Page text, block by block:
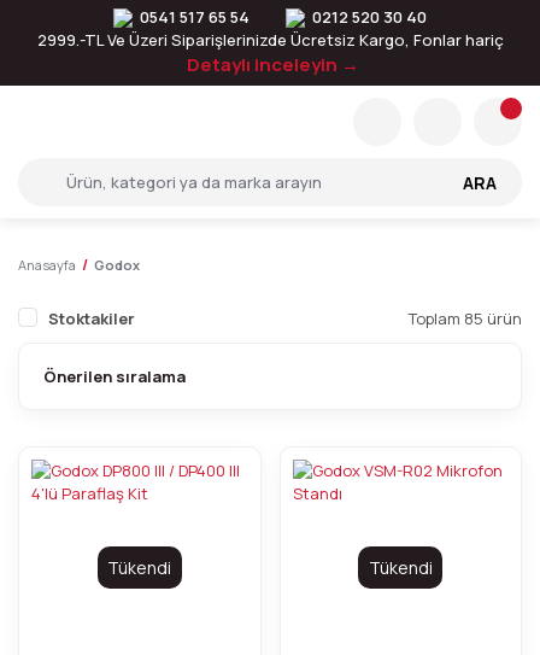
0541 517 65 54
0212 520 30 40
2999.-TL Ve Üzeri Siparişlerinizde Ücretsiz Kargo, Fonlar hariç
Detaylı inceleyin →
ARA
Anasayfa Godox
Stoktakiler Toplam 85 ürün
Tükendi Tükendi